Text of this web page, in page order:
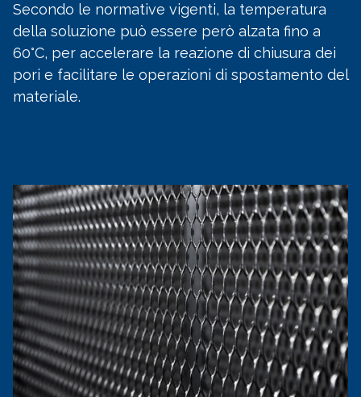
Secondo le normative vigenti, la temperatura
della soluzione può essere però alzata fino a
60°C, per accelerare la reazione di chiusura dei
pori e facilitare le operazioni di spostamento del
materiale.